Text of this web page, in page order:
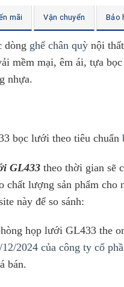
mãi Vận chuyển Bảo
dòng ghế chân quỳ nội
mềm mại, êm ái, tựa
nhựa.
bọc lưới theo tiêu chuẩn
GL433 theo thời gian sẽ
chất lượng sản phẩm
này để so sánh:
họp lưới GL433 the
2024 của công ty cổ
bán.